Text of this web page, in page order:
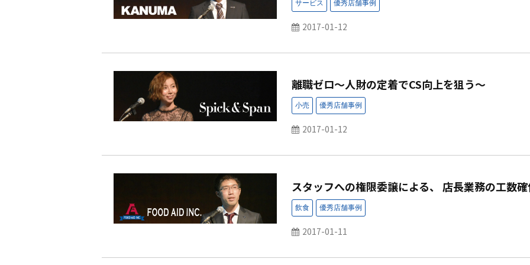
2017-01-12
離職ゼロ～人財の定着でCS向上を狙う～
2017-01-12
スタッフへの権限委譲による、 店長業務の工数
2017-01-11